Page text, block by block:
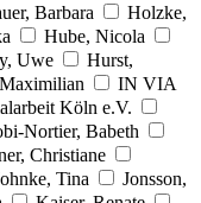
Barbara
Holzke,
Hube, Nicola
Uwe
Hurst,
IN VIA
Köln e.V.
Nortier, Babeth
Christiane
Tina
Jonsson,